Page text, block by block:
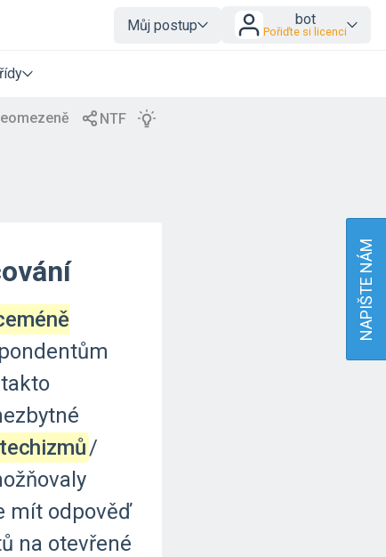
Můj postup bot
Pořiďte si licenci
takto
‍/‌
mít odpověď
na otevřené
NAPIŠTE NÁM